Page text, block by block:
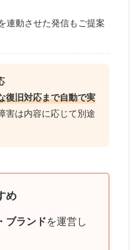
連動させた発信もご提案
復旧対応まで自動で実
害は内容に応じて別途
め
ブランドを運営し